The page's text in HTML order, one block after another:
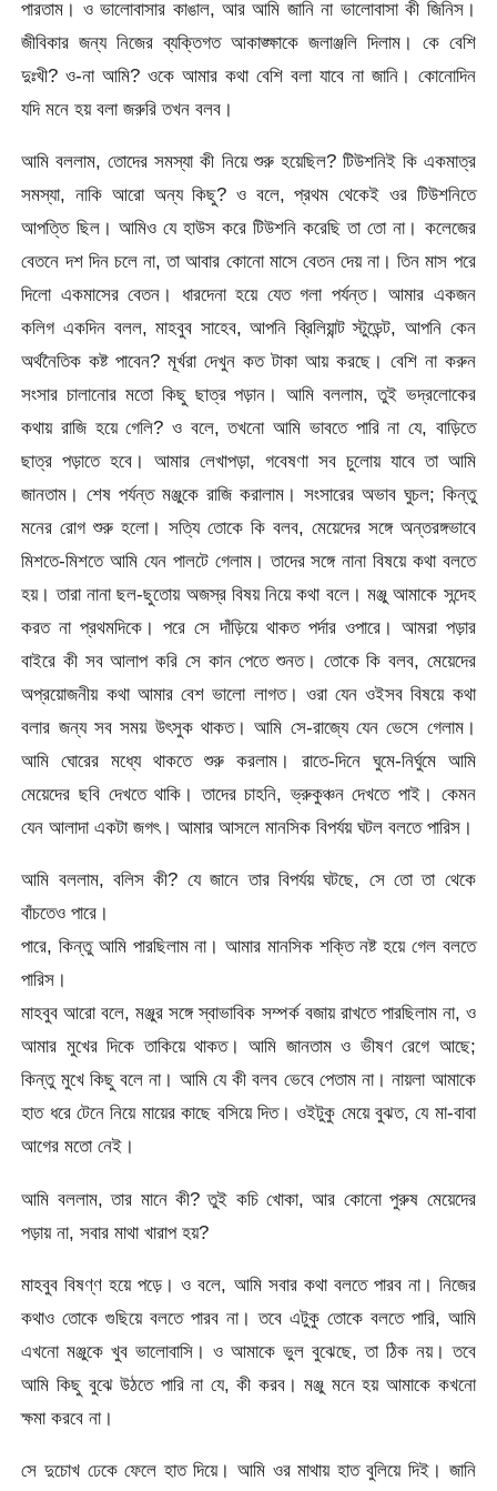
পারতাম। ও ভালোবাসার কাঙাল, আর আমি জানি না ভালোবাসা কী জিনিস।
জীবিকার জন্য নিজের ব্যক্তিগত আকাঙ্ক্ষাকে জলাঞ্জলি দিলাম। কে বেশি
দুঃখী? ও-না আমি? ওকে আমার কথা বেশি বলা যাবে না জানি। কোনোদিন
যদি মনে হয় বলা জরুরি তখন বলব।
আমি বললাম, তোদের সমস্যা কী নিয়ে শুরু হয়েছিল? টিউশনিই কি একমাত্র
সমস্যা, নাকি আরো অন্য কিছু? ও বলে, প্রথম থেকেই ওর টিউশনিতে
আপত্তি ছিল। আমিও যে হাউস করে টিউশনি করেছি তা তো না। কলেজের
বেতনে দশ দিন চলে না, তা আবার কোনো মাসে বেতন দেয় না। তিন মাস পরে
দিলো একমাসের বেতন। ধারদেনা হয়ে যেত গলা পর্যন্ত। আমার একজন
কলিগ একদিন বলল, মাহবুব সাহেব, আপনি ব্রিলিয়ান্ট স্টুডেন্ট, আপনি কেন
অর্থনৈতিক কষ্ট পাবেন? মূর্খরা দেখুন কত টাকা আয় করছে। বেশি না করুন
সংসার চালানোর মতো কিছু ছাত্র পড়ান। আমি বললাম, তুই ভদ্রলোকের
কথায় রাজি হয়ে গেলি? ও বলে, তখনো আমি ভাবতে পারি না যে, বাড়িতে
ছাত্র পড়াতে হবে। আমার লেখাপড়া, গবেষণা সব চুলোয় যাবে তা আমি
জানতাম। শেষ পর্যন্ত মঞ্জুকে রাজি করালাম। সংসারের অভাব ঘুচল; কিন্তু
মনের রোগ শুরু হলো। সত্যি তোকে কি বলব, মেয়েদের সঙ্গে অন্তরঙ্গভাবে
মিশতে-মিশতে আমি যেন পালটে গেলাম। তাদের সঙ্গে নানা বিষয়ে কথা বলতে
হয়। তারা নানা ছল-ছুতোয় অজস্র বিষয় নিয়ে কথা বলে। মঞ্জু আমাকে সন্দেহ
করত না প্রথমদিকে। পরে সে দাঁড়িয়ে থাকত পর্দার ওপারে। আমরা পড়ার
বাইরে কী সব আলাপ করি সে কান পেতে শুনত। তোকে কি বলব, মেয়েদের
অপ্রয়োজনীয় কথা আমার বেশ ভালো লাগত। ওরা যেন ওইসব বিষয়ে কথা
বলার জন্য সব সময় উৎসুক থাকত। আমি সে-রাজ্যে যেন ভেসে গেলাম।
আমি ঘোরের মধ্যে থাকতে শুরু করলাম। রাতে-দিনে ঘুমে-নির্ঘুমে আমি
মেয়েদের ছবি দেখতে থাকি। তাদের চাহনি, ভ্রুকুঞ্চন দেখতে পাই। কেমন
যেন আলাদা একটা জগৎ। আমার আসলে মানসিক বিপর্যয় ঘটল বলতে পারিস।
আমি বললাম, বলিস কী? যে জানে তার বিপর্যয় ঘটছে, সে তো তা থেকে
বাঁচতেও পারে।
পারে, কিন্তু আমি পারছিলাম না। আমার মানসিক শক্তি নষ্ট হয়ে গেল বলতে
পারিস।
মাহবুব আরো বলে, মঞ্জুর সঙ্গে স্বাভাবিক সম্পর্ক বজায় রাখতে পারছিলাম না, ও
আমার মুখের দিকে তাকিয়ে থাকত। আমি জানতাম ও ভীষণ রেগে আছে;
কিন্তু মুখে কিছু বলে না। আমি যে কী বলব ভেবে পেতাম না। নায়লা আমাকে
হাত ধরে টেনে নিয়ে মায়ের কাছে বসিয়ে দিত। ওইটুকু মেয়ে বুঝত, যে মা-বাবা
আগের মতো নেই।
আমি বললাম, তার মানে কী? তুই কচি খোকা, আর কোনো পুরুষ মেয়েদের
পড়ায় না, সবার মাথা খারাপ হয়?
মাহবুব বিষণ্ণ হয়ে পড়ে। ও বলে, আমি সবার কথা বলতে পারব না। নিজের
কথাও তোকে গুছিয়ে বলতে পারব না। তবে এটুকু তোকে বলতে পারি, আমি
এখনো মঞ্জুকে খুব ভালোবাসি। ও আমাকে ভুল বুঝেছে, তা ঠিক নয়। তবে
আমি কিছু বুঝে উঠতে পারি না যে, কী করব। মঞ্জু মনে হয় আমাকে কখনো
ক্ষমা করবে না।
সে দুচোখ ঢেকে ফেলে হাত দিয়ে। আমি ওর মাথায় হাত বুলিয়ে দিই। জানি